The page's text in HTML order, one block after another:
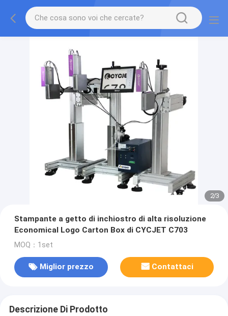
2/3
Stampante a getto di inchiostro di alta risoluzione
Economical Logo Carton Box di CYCJET C703
MOQ：1set
Miglior prezzo Contattaci
Descrizione Di Prodotto